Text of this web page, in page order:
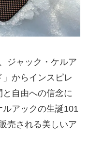
ジャック・ケルア
からインスピレ
自由への信念に
アックの生誕101
売される美しいア